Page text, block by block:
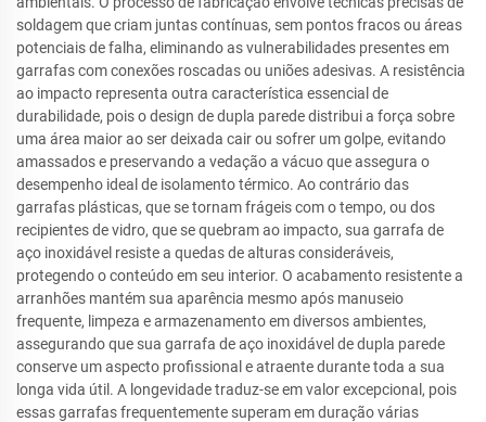
soldagem que criam juntas contínuas, sem pontos fracos ou áreas
potenciais de falha, eliminando as vulnerabilidades presentes em
garrafas com conexões roscadas ou uniões adesivas. A resistência
ao impacto representa outra característica essencial de
durabilidade, pois o design de dupla parede distribui a força sobre
uma área maior ao ser deixada cair ou sofrer um golpe, evitando
amassados e preservando a vedação a vácuo que assegura o
desempenho ideal de isolamento térmico. Ao contrário das
garrafas plásticas, que se tornam frágeis com o tempo, ou dos
recipientes de vidro, que se quebram ao impacto, sua garrafa de
aço inoxidável resiste a quedas de alturas consideráveis,
protegendo o conteúdo em seu interior. O acabamento resistente a
arranhões mantém sua aparência mesmo após manuseio
frequente, limpeza e armazenamento em diversos ambientes,
assegurando que sua garrafa de aço inoxidável de dupla parede
conserve um aspecto profissional e atraente durante toda a sua
longa vida útil. A longevidade traduz-se em valor excepcional, pois
essas garrafas frequentemente superam em duração várias